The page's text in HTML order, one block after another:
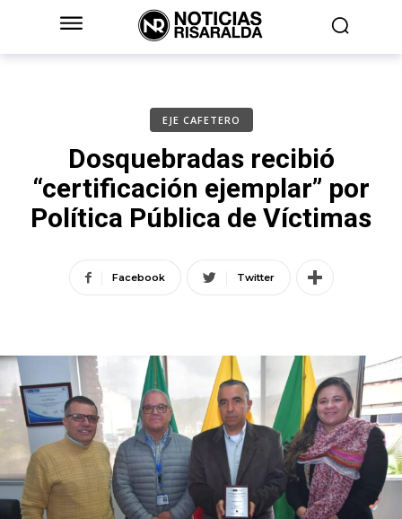
EJE CAFETERO
Dosquebradas recibió
“certificación ejemplar” por
Política Pública de Víctimas
Facebook Twitter